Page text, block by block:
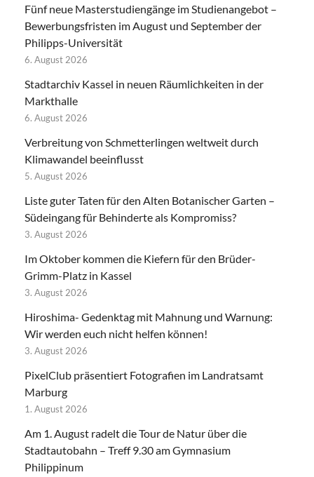
Fünf neue Masterstudiengänge im Studienangebot –
Bewerbungsfristen im August und September der
Philipps-Universität
6. August 2026
Stadtarchiv Kassel in neuen Räumlichkeiten in der
Markthalle
6. August 2026
Verbreitung von Schmetterlingen weltweit durch
Klimawandel beeinflusst
5. August 2026
Liste guter Taten für den Alten Botanischer Garten –
Südeingang für Behinderte als Kompromiss?
3. August 2026
Im Oktober kommen die Kiefern für den Brüder-
Grimm-Platz in Kassel
3. August 2026
Hiroshima- Gedenktag mit Mahnung und Warnung:
Wir werden euch nicht helfen können!
3. August 2026
PixelClub präsentiert Fotografien im Landratsamt
Marburg
1. August 2026
Am 1. August radelt die Tour de Natur über die
Stadtautobahn – Treff 9.30 am Gymnasium
Philippinum